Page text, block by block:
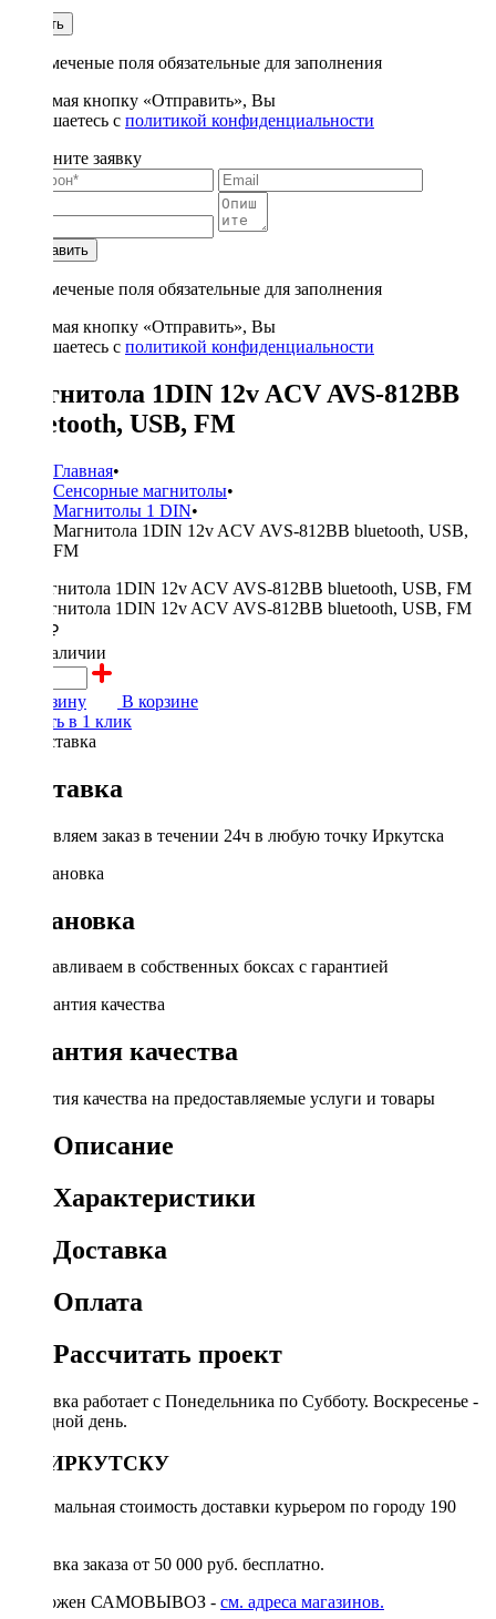
Купить
* - отмеченые поля обязательные для заполнения
Нажимая кнопку «Отправить», Вы
соглашаетесь с политикой конфиденциальности
Заполните заявку
Отправить
* - отмеченые поля обязательные для заполнения
Нажимая кнопку «Отправить», Вы
соглашаетесь с политикой конфиденциальности
Магнитола 1DIN 12v ACV AVS-812BB
bluetooth, USB, FM
Главная•
Сенсорные магнитолы•
Магнитолы 1 DIN•
Магнитола 1DIN 12v ACV AVS-812BB bluetooth, USB,
FM
2900 ₽
в наличии
В корзину
В корзине
Купить в 1 клик
Доставка
Доставляем заказ в течении 24ч в любую точку Иркутска
Установка
Устанавливаем в собственных боксах с гарантией
Гарантия качества
Гарантия качества на предоставляемые услуги и товары
Описание
Характеристики
Доставка
Оплата
Рассчитать проект
Доставка работает с Понедельника по Субботу. Воскресенье -
выходной день.
ПО ИРКУТСКУ
Минимальная стоимость доставки курьером по городу 190
Доставка заказа от 50 000 руб. бесплатно.
Возможен САМОВЫВОЗ - см. адреса магазинов.